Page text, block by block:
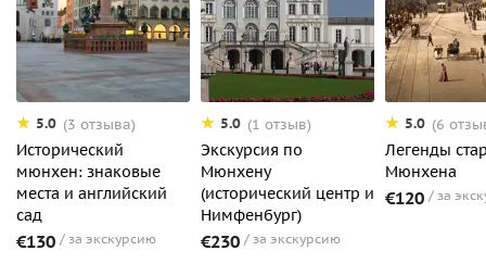
5.0 (3 отзыва)
Исторический
мюнхен: знаковые
места и английский
сад
€130 за экскурсию
5.0 (1 отзыв)
Экскурсия по
Мюнхену
(исторический центр и
Нимфенбург)
€230 за экскурсию
5.0 (6
Легенды
Мюнхена
€120 за